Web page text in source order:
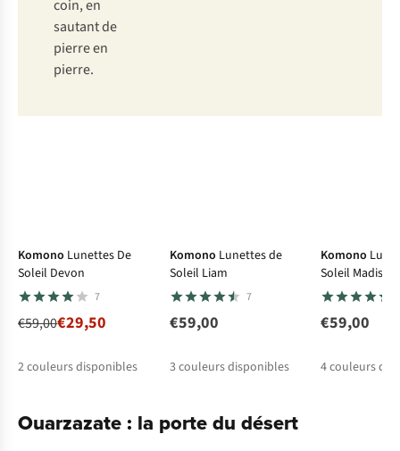
coin, en
sautant de
pierre en
pierre.
Komono Lunettes De
Soleil Devon
7
€59,00€29,50
2couleurs disponibles
Komono Lunettes de
Soleil Liam
7
€59,00
3couleurs disponibles
Komono
Soleil Madison
€59,00
4couleurs
Ouarzazate : la porte du désert